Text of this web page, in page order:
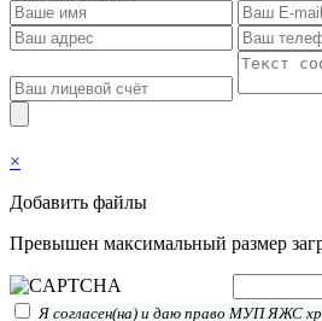
×
Добавить файлы
Превышен максимальный размер
Я согласен(на) и даю право МУП ЯЖС